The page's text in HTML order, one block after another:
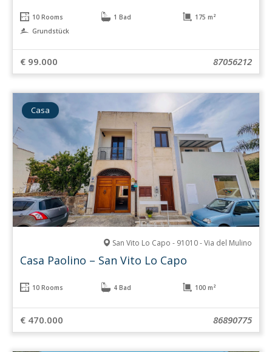
10 Rooms 1 Bad
175 m²
Grundstück
€ 99.000 87056212
Casa
San Vito Lo Capo - 91010 - Via del Mulino
Casa Paolino – San Vito Lo Capo
10 Rooms 4 Bad 100 m²
€ 470.000 86890775